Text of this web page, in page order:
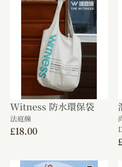
Witness 防水環保袋
法庭線
£18.00